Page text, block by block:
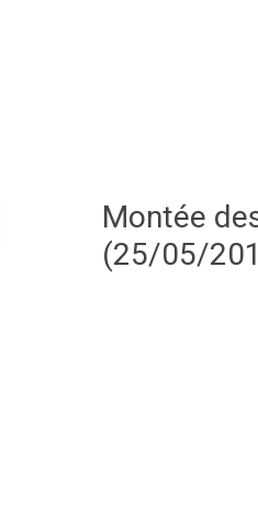
Montée
(25/05/